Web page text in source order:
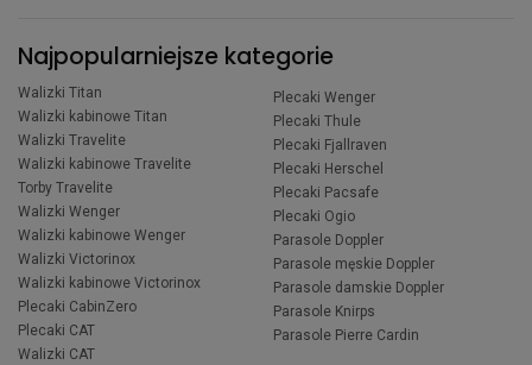
Najpopularniejsze kategorie
Walizki Titan
Walizki kabinowe Titan
Walizki Travelite
Walizki kabinowe Travelite
Torby Travelite
Walizki Wenger
Walizki kabinowe Wenger
Walizki Victorinox
Walizki kabinowe Victorinox
Plecaki CabinZero
Plecaki CAT
Walizki CAT
Plecaki Wenger
Plecaki Thule
Plecaki Fjallraven
Plecaki Herschel
Plecaki Pacsafe
Plecaki Ogio
Parasole Doppler
Parasole męskie Doppler
Parasole damskie Doppler
Parasole Knirps
Parasole Pierre Cardin